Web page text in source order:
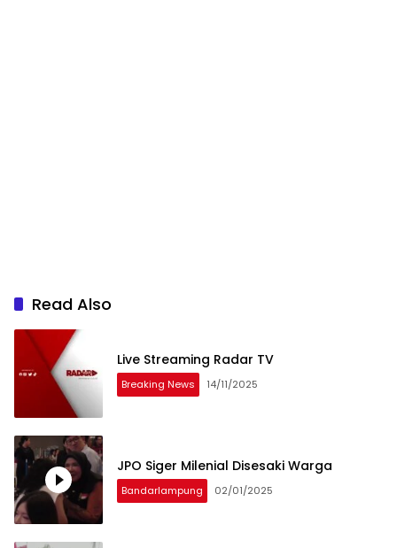
Read Also
Live Streaming Radar TV
Breaking News 14/11/2025
JPO Siger Milenial Disesaki Warga
Bandarlampung 02/01/2025